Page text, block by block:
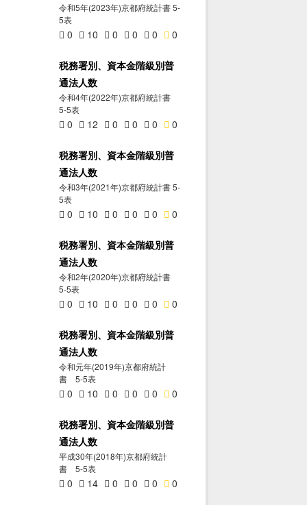
令和5年(2023年)京都府統計書 5-
5表
0 10 0 0 0 0
税務署別、資本金階級別普
通法人数
令和4年(2022年)京都府統計書
5-5表
0 12 0 0 0 0
税務署別、資本金階級別普
通法人数
令和3年(2021年)京都府統計書 5-
5表
0 10 0 0 0 0
税務署別、資本金階級別普
通法人数
令和2年(2020年)京都府統計書
5-5表
0 10 0 0 0 0
税務署別、資本金階級別普
通法人数
令和元年(2019年)京都府統計
書 5-5表
0 10 0 0 0 0
税務署別、資本金階級別普
通法人数
平成30年(2018年)京都府統計
書 5-5表
0 14 0 0 0 0